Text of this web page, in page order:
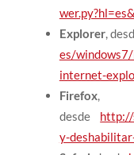
Explorer,
es/
internet-
Firefox,
desde
y-